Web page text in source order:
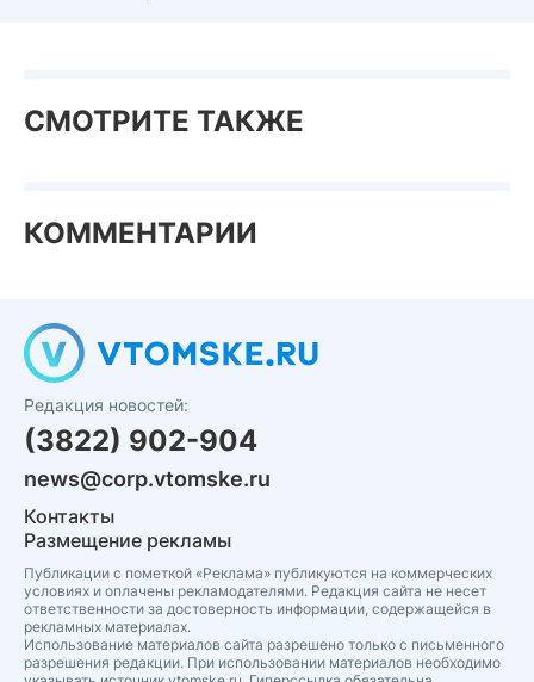
СМОТРИТЕ ТАКЖЕ
КОММЕНТАРИИ
Редакция новостей:
(3822) 902-904
news@corp.vtomske.ru
Контакты
Размещение рекламы
Публикации с пометкой «Реклама» публикуются на коммерческих
условиях и оплачены рекламодателями. Редакция сайта не несет
ответственности за достоверность информации, содержащейся в
рекламных материалах.
Использование материалов сайта разрешено только с письменного
разрешения редакции. При использовании материалов необходимо